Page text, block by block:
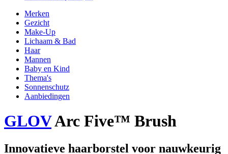
Merken
Gezicht
Make-Up
Lichaam & Bad
Haar
Mannen
Baby en Kind
Thema's
Sonnenschutz
Aanbiedingen
GLOVArc Five™ Brush
Innovatieve haarborstel voor nauwkeurig